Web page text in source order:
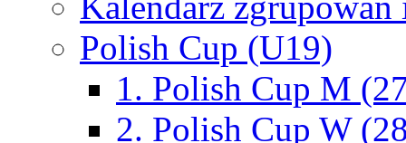
Polish Cup (U19)
1. Polish Cup M
2. Polish Cup W